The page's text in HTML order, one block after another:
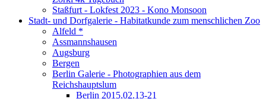
Staßfurt - Lokfest 2023 - Kono Monsoon
Stadt- und Dorfgalerie - Habitatkunde zum menschlichen Zoo
Alfeld *
Assmannshausen
Augsburg
Bergen
Berlin Galerie - Photographien aus dem
Reichshauptslum
Berlin 2015.02.13-21